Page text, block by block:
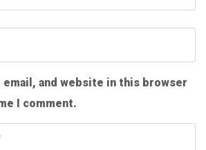
email, and website in this browser
I comment.